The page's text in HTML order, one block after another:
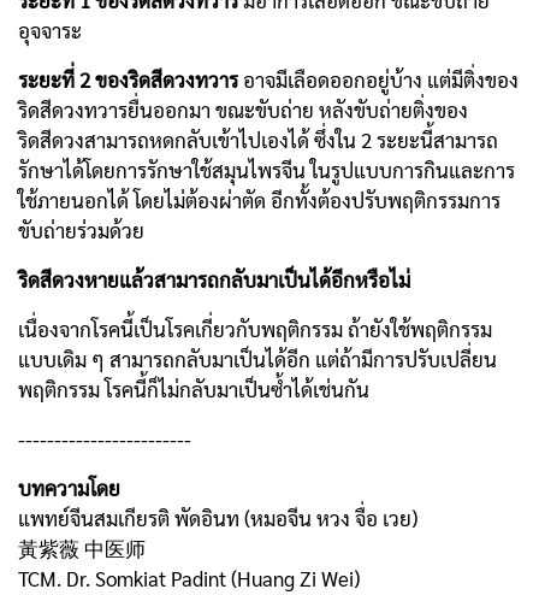
อุจจาระ
ระยะที่ 2ของริดสีดวงทวารอาจมีเลือดออกอยู่บ้าง แต่มีติ่งของ
ริดสีดวงทวารยื่นออกมา ขณะขับถ่าย หลังขับถ่ายติ่งของ
ริดสีดวงสามารถหดกลับเข้าไปเองได้ ซึ่งใน 2 ระยะนี้สามารถ
รักษาได้โดยการรักษาใช้สมุนไพรจีน ในรูปแบบการกินและการ
ใช้ภายนอกได้ โดยไม่ต้องผ่าตัด อีกทั้งต้องปรับพฤติกรรมการ
ขับถ่ายร่วมด้วย
ริดสีดวงหายแล้วสามารถกลับมาเป็นได้อีกหรือไม่
เนื่องจากโรคนี้เป็นโรคเกี่ยวกับพฤติกรรม ถ้ายังใช้พฤติกรรม
แบบเดิม ๆ สามารถกลับมาเป็นได้อีก แต่ถ้ามีการปรับเปลี่ยน
พฤติกรรม โรคนี้ก็ไม่กลับมาเป็นซ้ำได้เช่นกัน
------------------------
บทความโดย
แพทย์จีนสมเกียรติ พัดอินท (หมอจีน หวง จื่อ เวย)
黃紫薇 中医师
TCM. Dr. Somkiat Padint (Huang Zi Wei)